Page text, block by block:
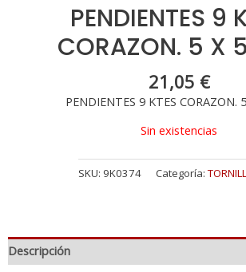
PENDIENTES 9
CORAZON. 5 X
21,05 €
PENDIENTES 9 KTES CORAZON.
Sin existencias
SKU: 9K0374 Categoría:
Descripción